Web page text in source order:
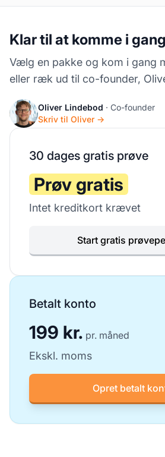
Klar til at komme i
Vælg en pakke og kom i gang
eller ræk ud til co-founder,
Oliver Lindebod · Co-founder
Skriv til Oliver →
30 dages gratis prøve
Prøv gratis
Intet kreditkort krævet
Start gratis
Betalt konto
199 kr. pr. måned
Ekskl. moms
Opret betalt